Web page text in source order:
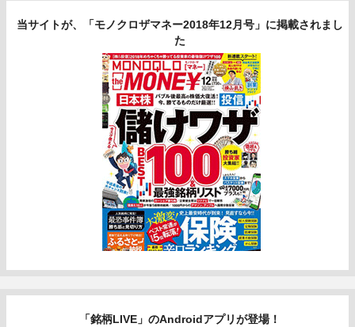
当サイトが、「モノクロザマネー2018年12月号」に掲載されまし
た
「銘柄LIVE」のAndroidアプリが登場！